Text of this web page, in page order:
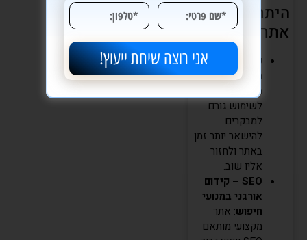
היתרונות של
אתר מקצועי
שיפור חוויית
המשתמש: אתר
מעוצב היטב ונוח
לשימוש גורם
למבקרים
להישאר יותר זמן
באתר ולחזור
אליו שוב.
SEO – קידום
אורגני במנועי
חיפוש: אתר
מקצועי מותאם
אני רוצה שיחת ייעוץ!